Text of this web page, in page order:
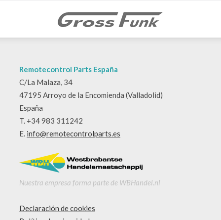
Remotecontrol Parts España
C/La Malaza, 34
47195 Arroyo de la Encomienda (Valladolid)
España
T. +34 983 311242
E. info@remotecontrolparts.es
Nuestra empresa forma parte de WBHandel.nl
Declaración de cookies